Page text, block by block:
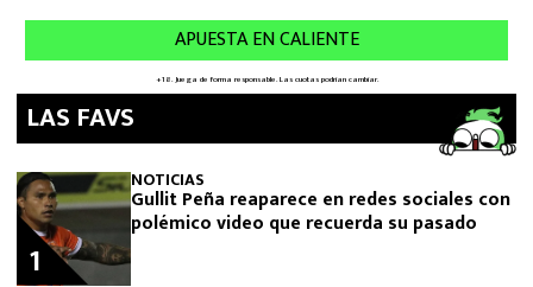
LAS FAVS
NOTICIAS
Gullit Peña reaparece en redes sociales con
polémico video que recuerda su pasado
1